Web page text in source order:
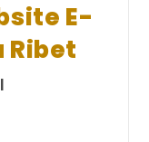
E-
Ribet